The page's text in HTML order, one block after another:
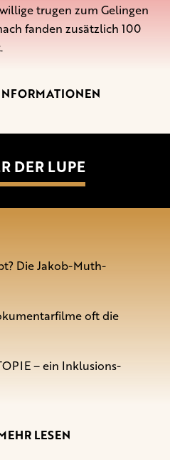
trugen zum Gelingen
fanden zusätzlich 100
DER LUPE
Die Jakob-Muth-
oft die
– ein Inklusions-
LESEN